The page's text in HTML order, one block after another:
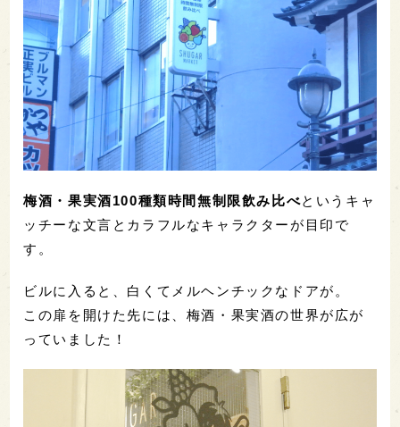
梅酒・果実酒100種類時間無制限飲み比べというキャ
ッチーな文言とカラフルなキャラクターが目印で
す。
ビルに入ると、白くてメルヘンチックなドアが。
この扉を開けた先には、梅酒・果実酒の世界が広が
っていました！